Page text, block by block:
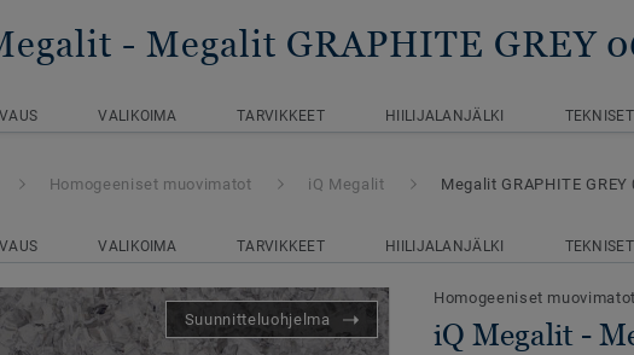
- Megalit GRAPHITE GREY
VALIKOIMA TARVIKKEET HIILIJALANJÄLKI
Homogeeniset muovimatot iQ Megalit Megalit GRAPHITE GREY
VALIKOIMA TARVIKKEET HIILIJALANJÄLKI
Suunnitteluohjelma
Homogeeniset muovimatot
iQ Megalit -